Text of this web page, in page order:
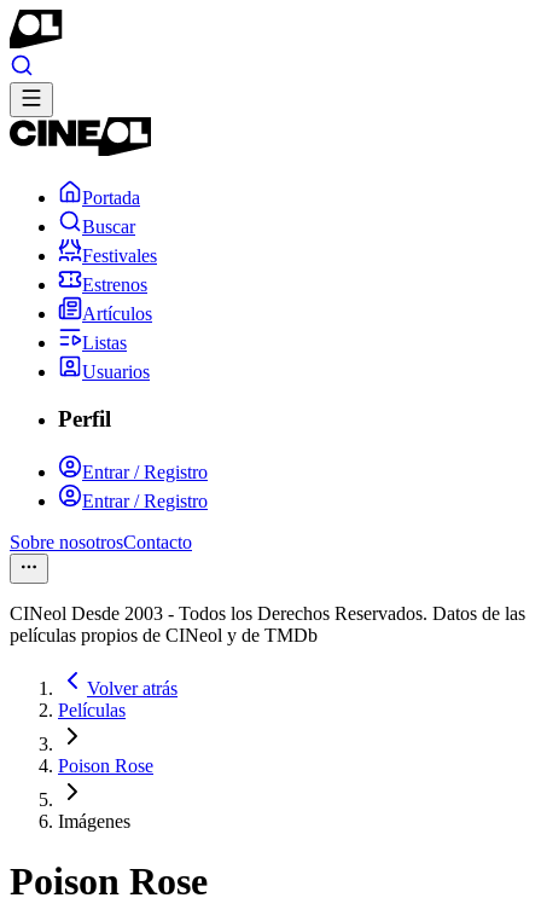
Portada
Buscar
Festivales
Estrenos
Artículos
Listas
Usuarios
Perfil
Entrar / Registro
Entrar / Registro
Sobre nosotrosContacto
CINeol Desde 2003 - Todos los Derechos Reservados. Datos de las
películas propios de CINeol y de TMDb
Volver atrás
Películas
Poison Rose
Imágenes
Poison Rose